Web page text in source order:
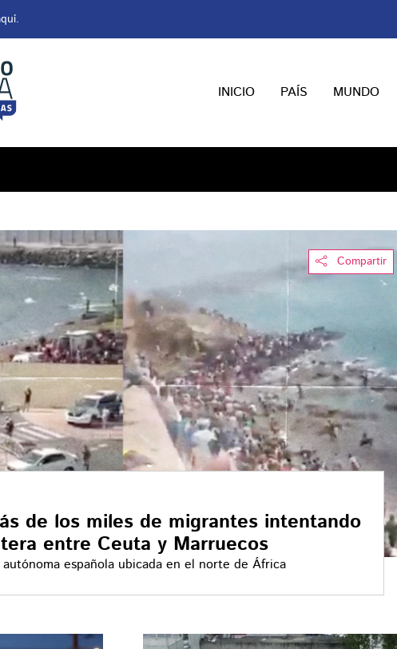
INICIO PAÍS MUNDO
Compartir
de los miles de migrantes intentando
entre Ceuta y Marruecos
española ubicada en el norte de África